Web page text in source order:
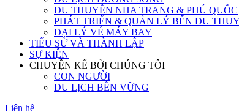
DU THUYỀN NHA TRANG & PHÚ QUỐC
PHÁT TRIỂN & QUẢN LÝ BẾN DU
ĐẠI LÝ VÉ MÁY BAY
TIỂU SỬ VÀ THÀNH LẬP
SỰ KIỆN
CHUYỆN KỂ BỞI CHÚNG TÔI
CON NGƯỜI
DU LỊCH BỀN VỮNG
Liên hệ